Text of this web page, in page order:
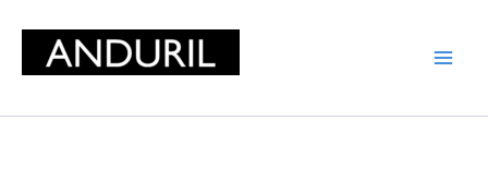
content